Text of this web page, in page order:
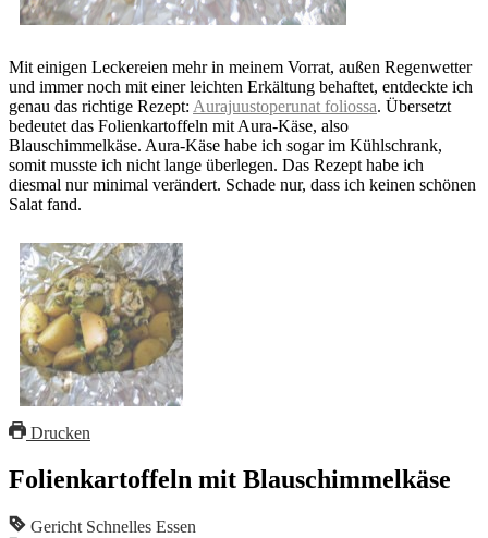
Mit einigen Leckereien mehr in meinem Vorrat, außen Regenwetter
und immer noch mit einer leichten Erkältung behaftet, entdeckte ich
genau das richtige Rezept: Aurajuustoperunat foliossa. Übersetzt
bedeutet das Folienkartoffeln mit Aura-Käse, also
Blauschimmelkäse. Aura-Käse habe ich sogar im Kühlschrank,
somit musste ich nicht lange überlegen. Das Rezept habe ich
diesmal nur minimal verändert. Schade nur, dass ich keinen schönen
Salat fand.
Drucken
Folienkartoffeln mit Blauschimmelkäse
Gericht Schnelles Essen